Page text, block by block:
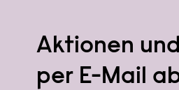
Aktionen
per E-Mail